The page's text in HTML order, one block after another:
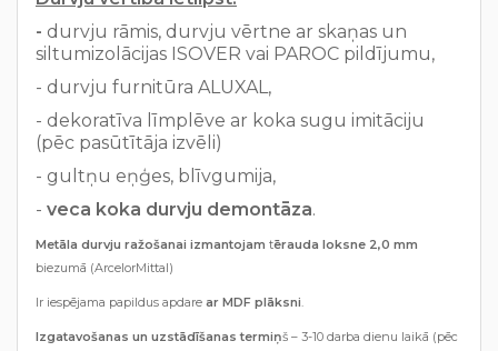
- durvju rāmis, durvju vērtne ar skaņas un
siltumizolācijas ISOVER vai PAROC pildījumu,
- durvju furnitūra ALUXAL,
- dekoratīva līmplēve ar koka sugu imitāciju
(pēc pasūtītāja izvēli)
- gultņu eņģes, blīvgumija,
- veca koka durvju demontāza.
Metāla durvju ražošanai izmantojam tērauda loksne 2,0 mm
biezumā (ArcelorMittal)
Ir iespējama papildus apdare ar MDF plāksni.
Izgatavošanas un uzstādīšanas termiņš – 3-10 darba dienu laikā (pēc